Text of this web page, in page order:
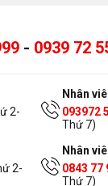
- 0939 72
2-
Nhân
093972
Thứ 7)
2-
Nhân
0843 77
Thứ 7)